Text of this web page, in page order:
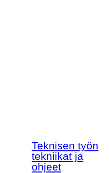
Teknisen työn
tekniikat ja
ohjeet